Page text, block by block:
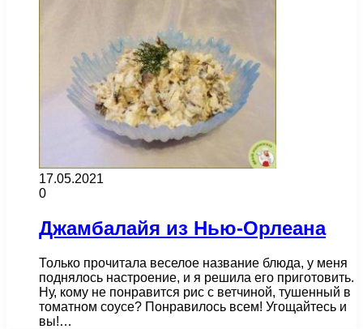
17.05.2021
0
Джамбалайя из Нью-Орлеана
Только прочитала веселое название блюда, у меня
поднялось настроение, и я решила его приготовить.
Ну, кому не понравится рис с ветчиной, тушенный в
томатном соусе? Понравилось всем! Угощайтесь и
вы!…